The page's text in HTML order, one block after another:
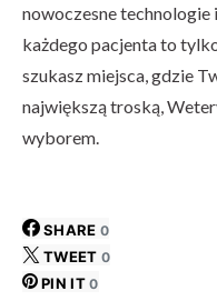
nowoczesne technologie
każdego pacjenta to
szukasz miejsca, gdzie
największą troską,
wyborem.
SHARE 0
TWEET 0
PIN IT 0